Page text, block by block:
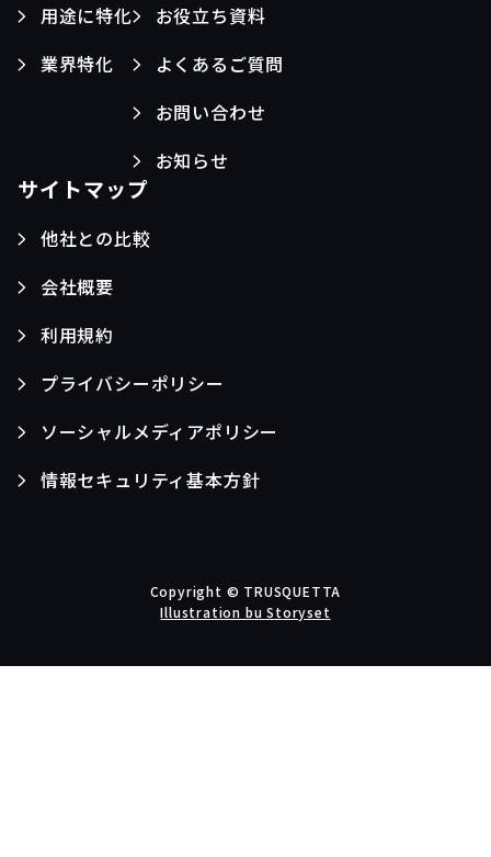
用途に特化
業界特化
お役立ち資料
よくあるご質問
お問い合わせ
お知らせ
サイトマップ
他社との比較
会社概要
利用規約
プライバシーポリシー
ソーシャルメディアポリシー
情報セキュリティ基本方針
Copyright © TRUSQUETTA
Illustration bu Storyset